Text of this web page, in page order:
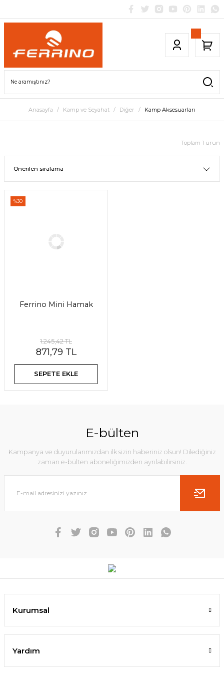
Anasayfa Kamp ve Seyahat Diğer Kamp Aksesuarları
Toplam 1 ürün
%30
Ferrino Mini Hamak
1.245,42 TL
871,79 TL
SEPETE EKLE
E-bülten
Kampanya ve duyurularımızdan ilk sizin haberiniz olsun! Dilediğiniz
zaman e-bülten aboneliğimizden ayrılabilirsiniz.
Kurumsal
Yardım